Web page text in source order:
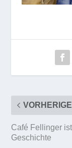
VORHERIGE
Café Fellinger ist
Geschichte